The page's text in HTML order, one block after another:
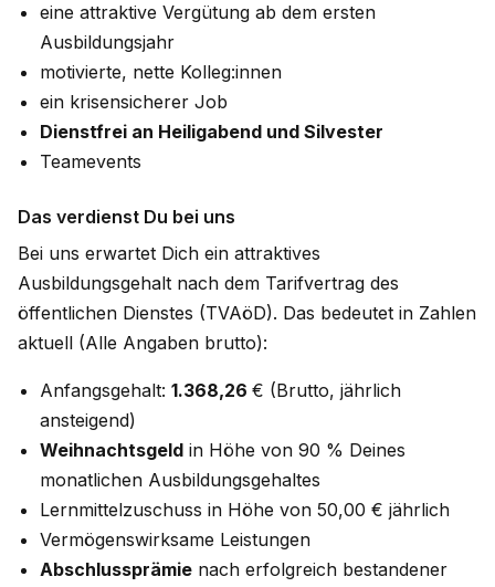
eine attraktive Vergütung ab dem ersten
Ausbildungsjahr
motivierte, nette Kolleg:innen
ein krisensicherer Job
Dienstfrei an Heiligabend und Silvester
Teamevents
Das verdienst Du bei uns
Bei uns erwartet Dich ein attraktives
Ausbildungsgehalt nach dem Tarifvertrag des
öffentlichen Dienstes (TVAöD). Das bedeutet in Zahlen
aktuell (Alle Angaben brutto):
Anfangsgehalt: 1.368,26 € (Brutto, jährlich
ansteigend)
Weihnachtsgeld in Höhe von 90 % Deines
monatlichen Ausbildungsgehaltes
Lernmittelzuschuss in Höhe von 50,00 € jährlich
Vermögenswirksame Leistungen
Abschlussprämie nach erfolgreich bestandener